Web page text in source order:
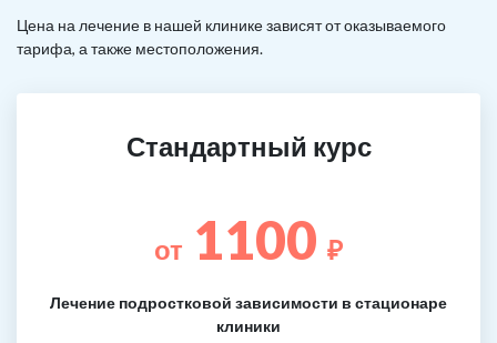
Цена на лечение в нашей клинике зависят от оказываемого
тарифа, а также местоположения.
Стандартный курс
от 1100 ₽
Лечение подростковой зависимости в стационаре
клиники